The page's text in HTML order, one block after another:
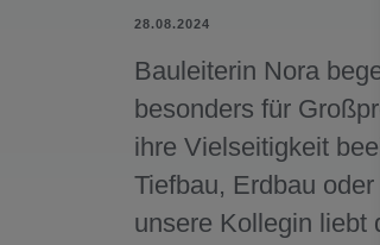
28.08.2024
Bauleiterin Nora
besonders für
ihre Vielseitigkeit
Tiefbau, Erdbau
unsere Kollegin liebt